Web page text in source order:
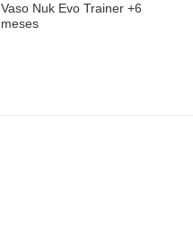
Vaso Nuk Evo Trainer +6
meses